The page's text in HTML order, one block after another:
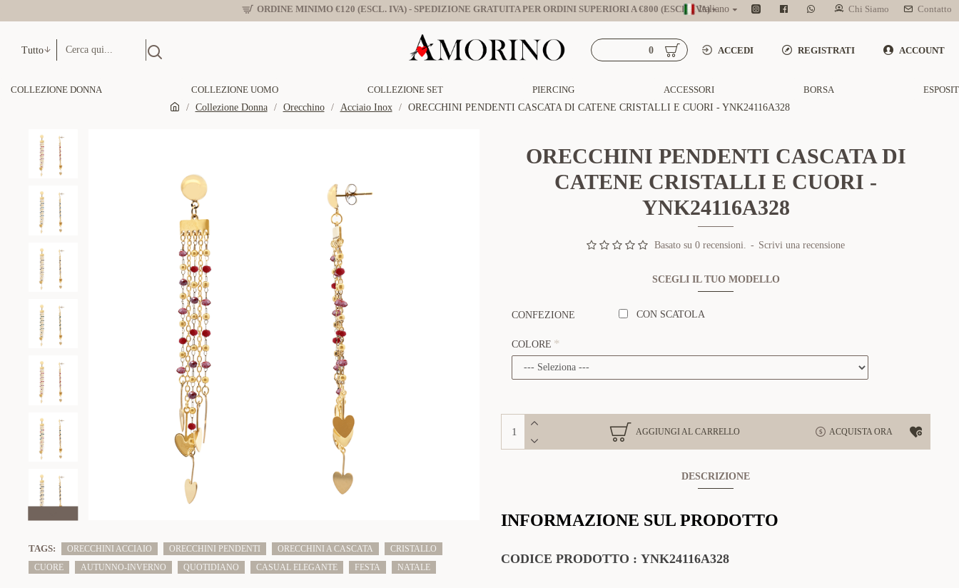
ORDINE MINIMO €120 (ESCL. IVA) - SPEDIZIONE GRATUITA PER ORDINI SUPERIORI A €800 (ESCL. IVA)Italiano Chi Siamo Contatto
Tutto ACCEDI REGISTRATI ACCOUNT
0
COLLEZIONE DONNA COLLEZIONE UOMO COLLEZIONE SET PIERCING ACCESSORI BORSA
Collezione Donna
Orecchino Acciaio Inox ORECCHINI PENDENTI CASCATA DI CATENE CRISTALLI E CUORI - YNK24116A328
TAGS: ORECCHINI ACCIAIO ORECCHINI PENDENTI ORECCHINI A CASCATA
CRISTALLO
CUORE
AUTUNNO-INVERNO QUOTIDIANO CASUAL ELEGANTE FESTA NATALE
ORECCHINI PENDENTI CASCATA DI
CATENE CRISTALLI E CUORI -
YNK24116A328
Basato su 0 recensioni. - Scrivi una recensione
SCEGLI IL TUO MODELLO
CONFEZIONE CON SCATOLA
COLORE
AGGIUNGI AL CARRELLO ACQUISTA ORA
DESCRIZIONE
INFORMAZIONE SUL PRODOTTO
CODICE PRODOTTO : YNK24116A328